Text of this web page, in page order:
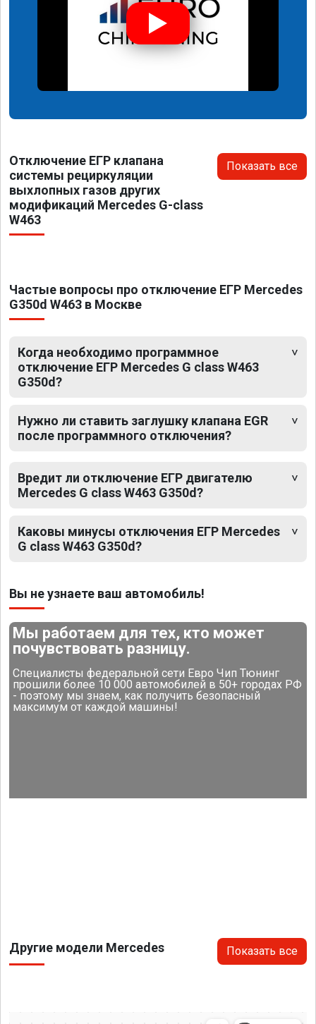
Отключение ЕГР клапана
системы рециркуляции
выхлопных газов других
модификаций Mercedes G-class
W463
Показать все
Частые вопросы про отключение ЕГР Mercedes
G350d W463 в Москве
Когда необходимо программное
отключение ЕГР Mercedes G class W463
G350d?
Нужно ли ставить заглушку клапана EGR
после программного отключения?
Вредит ли отключение ЕГР двигателю
Mercedes G class W463 G350d?
Каковы минусы отключения ЕГР Mercedes
G class W463 G350d?
Вы не узнаете ваш автомобиль!
Мы работаем для тех, кто может
почувствовать разницу.
Специалисты федеральной сети Евро Чип Тюнинг
прошили более 10 000 автомобилей в 50+ городах РФ
- поэтому мы знаем, как получить безопасный
максимум от каждой машины!
Другие модели Mercedes Показать все